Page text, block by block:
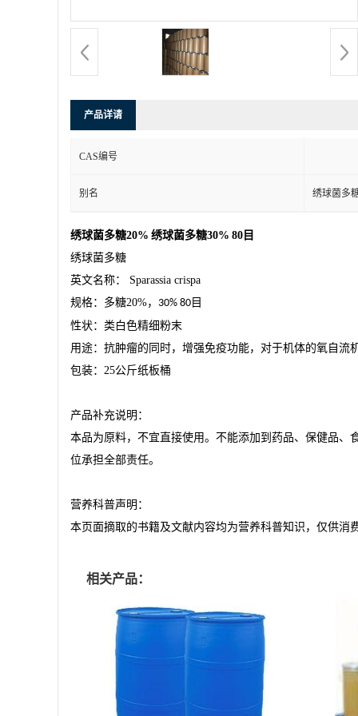
产品详请
CAS编号
别名 绣球菌多
绣球菌多糖20% 绣球菌多糖30% 80 目
绣球菌多糖
英文名称：
Sparassia crispa
规格：多糖20%， 30% 80 目
性状： 类白色精细粉末
用途：抗肿瘤的同时，增强免疫功能，对于机体的氧自流
包装： 25公斤纸板桶
产品补充说明：
本品为原料，不宜直接使用。不能添加到药品、保健品
位承担全部责任。
营养科普声明：
本页面摘取的书籍及文献内容均为营养科普知识，仅供消
相关产品：